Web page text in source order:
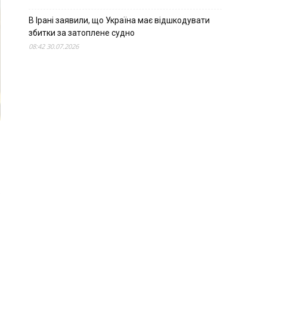
В Ірані заявили, що Україна має відшкодувати
збитки за затоплене судно
08:42 30.07.2026